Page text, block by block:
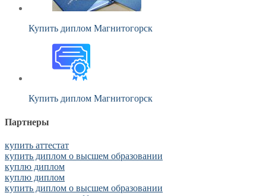
Купить диплом Магнитогорск
Купить диплом Магнитогорск
Партнеры
купить аттестат
купить диплом о высшем образовании
куплю диплом
куплю диплом
купить диплом о высшем образовании